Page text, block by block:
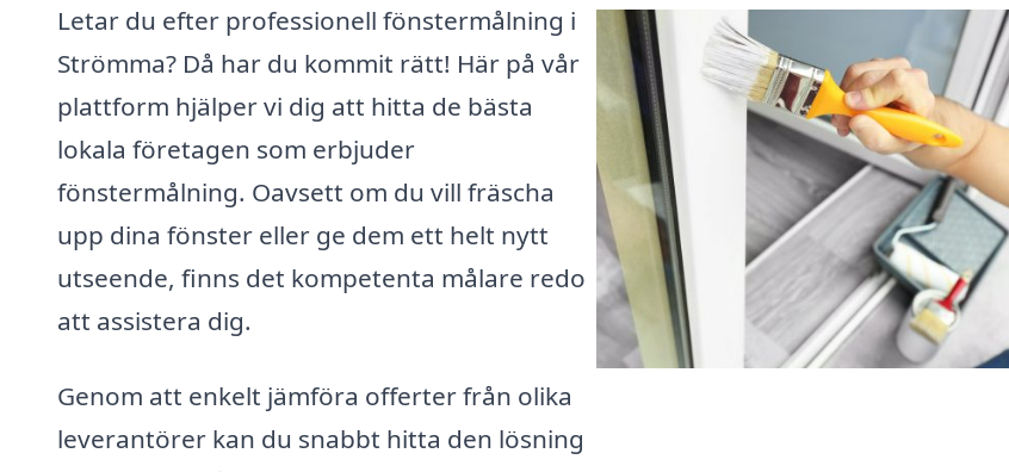
Letar du efter professionell fönstermålning i
Strömma? Då har du kommit rätt! Här på vår
plattform hjälper vi dig att hitta de bästa
lokala företagen som erbjuder
fönstermålning. Oavsett om du vill fräscha
upp dina fönster eller ge dem ett helt nytt
utseende, finns det kompetenta målare redo
att assistera dig.
Genom att enkelt jämföra offerter från olika
leverantörer kan du snabbt hitta den lösning